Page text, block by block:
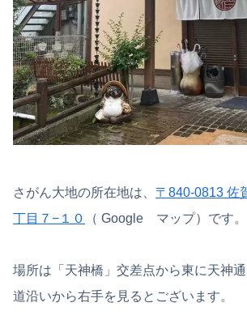
さがん大地の所在地は、 〒840-0813 佐
丁目７−１０
（ Google マップ）です。
場所は「天神橋」交差点から東に天神
道沿いから右手を見るとございます。